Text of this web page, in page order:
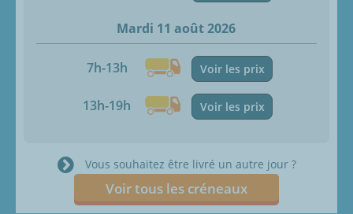
Mardi 11 août 2026
7h-13h Voir les prix
13h-19h Voir les prix
Vous souhaitez être livré un autre jour ?
Voir tous les créneaux